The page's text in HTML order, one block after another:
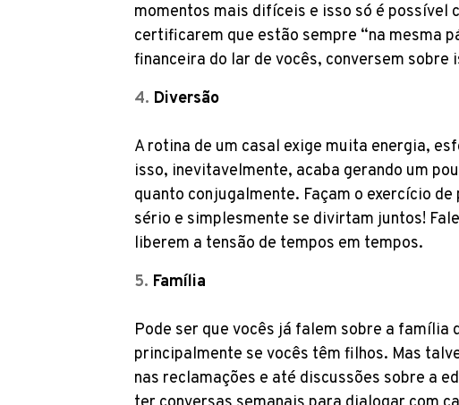
momentos mais difíceis e isso só é possível
certificarem que estão sempre “na mesma
financeira do lar de vocês, conversem sobre
Diversão
A rotina de um casal exige muita energia,
isso, inevitavelmente, acaba gerando um
quanto conjugalmente. Façam o exercício
sério e simplesmente se divirtam juntos!
liberem a tensão de tempos em tempos.
Família
Pode ser que vocês já falem sobre a família
principalmente se vocês têm filhos. Mas
nas reclamações e até discussões sobre a